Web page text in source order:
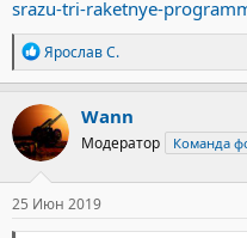
srazu-tri-raketnye-
Р
е
а
к
ц
и
и
:
Ярослав С.
Wann
Модератор Команда
25 Июн 2019